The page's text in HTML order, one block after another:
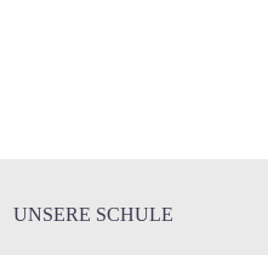
UNSERE SCHULE